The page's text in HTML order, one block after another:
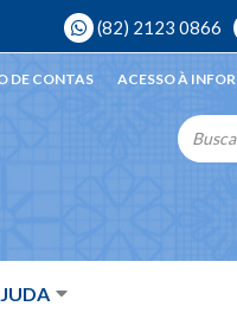
(82) 2123 0866
ACESSO À
DE CONTAS